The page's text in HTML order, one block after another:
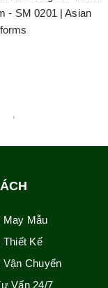
- SM 0201 | Asian
May Mẫu
Thiết Kế
Vận Chuyển
Vấn 24/7